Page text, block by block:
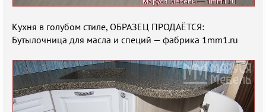
Кухня в голубом стиле, ОБРАЗЕЦ ПРОДАЁТСЯ:
Бутылочница для масла и специй — фабрика 1mm1.ru